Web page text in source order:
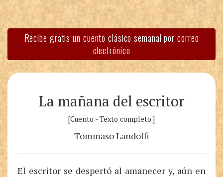
Recibe gratis un cuento clásico semanal por correo
electrónico
La mañana del escritor
[Cuento - Texto completo.]
Tommaso Landolfi
El escritor se despertó al amanecer y, aún en